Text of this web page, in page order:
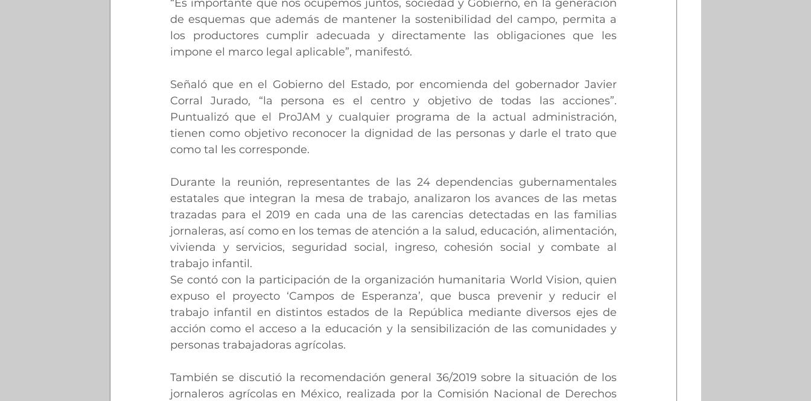
“Es importante que nos ocupemos juntos, sociedad y Gobierno, en la generación
de esquemas que además de mantener la sostenibilidad del campo, permita a
los productores cumplir adecuada y directamente las obligaciones que les
impone el marco legal aplicable”, manifestó.
Señaló que en el Gobierno del Estado, por encomienda del gobernador Javier
Corral Jurado, “la persona es el centro y objetivo de todas las acciones”.
Puntualizó que el ProJAM y cualquier programa de la actual administración,
tienen como objetivo reconocer la dignidad de las personas y darle el trato que
como tal les corresponde.
Durante la reunión, representantes de las 24 dependencias gubernamentales
estatales que integran la mesa de trabajo, analizaron los avances de las metas
trazadas para el 2019 en cada una de las carencias detectadas en las familias
jornaleras, así como en los temas de atención a la salud, educación, alimentación,
vivienda y servicios, seguridad social, ingreso, cohesión social y combate al
trabajo infantil.
Se contó con la participación de la organización humanitaria World Vision, quien
expuso el proyecto ‘Campos de Esperanza’, que busca prevenir y reducir el
trabajo infantil en distintos estados de la República mediante diversos ejes de
acción como el acceso a la educación y la sensibilización de las comunidades y
personas trabajadoras agrícolas.
También se discutió la recomendación general 36/2019 sobre la situación de los
jornaleros agrícolas en México, realizada por la Comisión Nacional de Derechos